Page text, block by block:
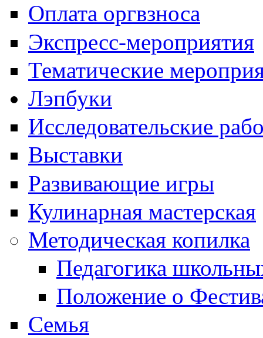
Оплата оргвзноса
Экспресс-мероприятия
Тематические
Лэпбуки
Исследовательские
Выставки
Развивающие игры
Кулинарная мастерская
Методическая копилка
Педагогика
Положение о
Семья